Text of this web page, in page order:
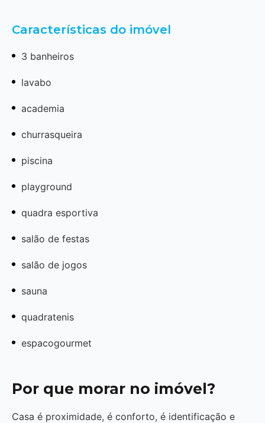
Características do imóvel
3 banheiros
lavabo
academia
churrasqueira
piscina
playground
quadra esportiva
salão de festas
salão de jogos
sauna
quadratenis
espacogourmet
Por que morar no imóvel?
Casa é proximidade, é conforto, é identificação e